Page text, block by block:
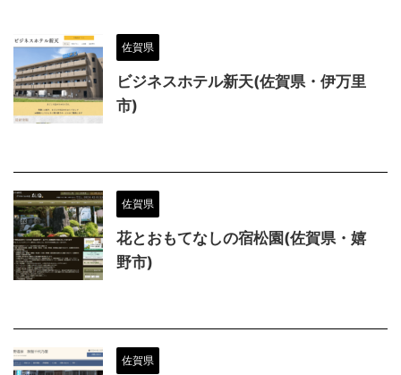
佐賀県
ビジネスホテル新天(佐賀県・伊万里
市)
佐賀県
花とおもてなしの宿松園(佐賀県・嬉
野市)
佐賀県